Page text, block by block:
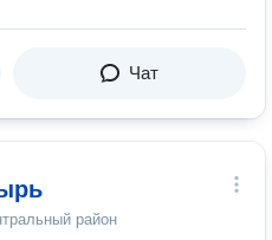
Чат
район